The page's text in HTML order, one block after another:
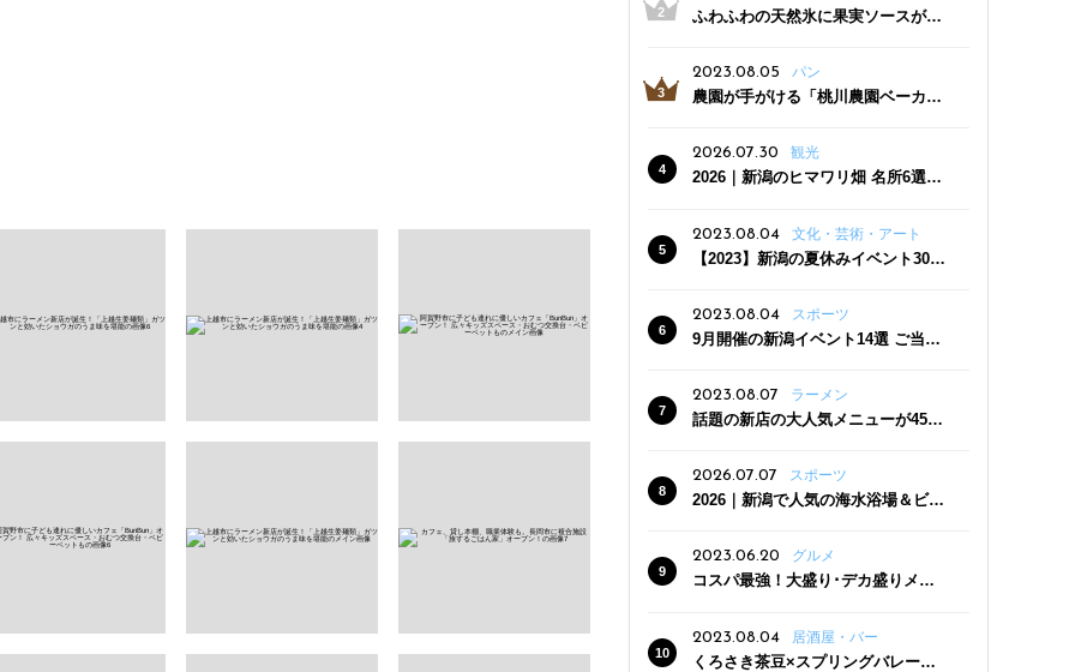
ふわふわの天然氷に果実ソースがた
三条駅近くにオープン
2023.08.05 パン
農園が手がける「桃川農園ベーカリ
った焼きたてパンのほか、ジェラー
トやスムージーも
2026.07.30 観光
2026｜新潟のヒマワリ畑 名所6選
2023.08.04
文化・芸術・アート
【2023】新潟の夏休みイベント30
2023.08.04
スポーツ
9月開催の新潟イベント14選 ご当地
2023.08.07 ラーメン
話題の新店の大人気メニューが450
クーポン登場
2026.07.07 スポーツ
2026｜新潟で人気の海水浴場＆ビー
2023.06.20
グルメ
コスパ最強！大盛り･デカ盛りメニ
2023.08.04
居酒屋・バー
くろさき茶豆×スプリングバレー豊